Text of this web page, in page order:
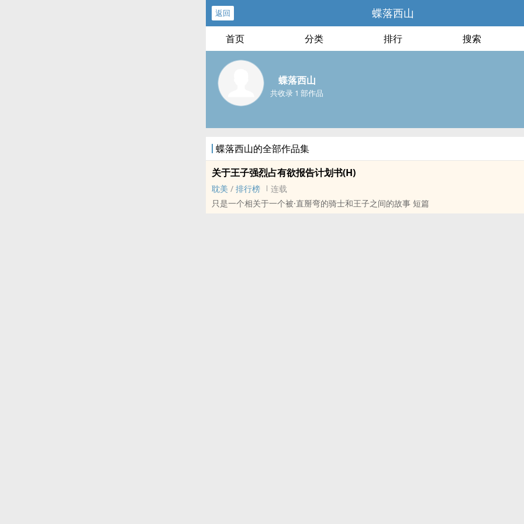
返回 蝶落西山
首页 分类 排行 搜索
蝶落西山
共收录 1 部作品
蝶落西山的全部作品集
关于王子强烈占有欲报告计划书(H)
耽美 / 排行榜
连载
只是一个相关于一个被·直掰弯的骑士和王子之间的故事 短篇